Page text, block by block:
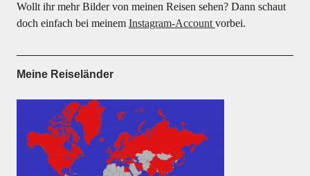
Wollt ihr mehr Bilder von meinen Reisen sehen? Dann schaut
doch einfach bei meinem Instagram-Account vorbei.
Meine Reiseländer